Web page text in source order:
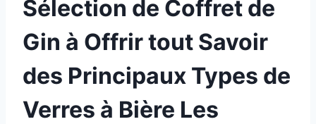
Sélection de Coffret de
Gin à Offrir tout Savoir
des Principaux Types de
Verres à Bière Les